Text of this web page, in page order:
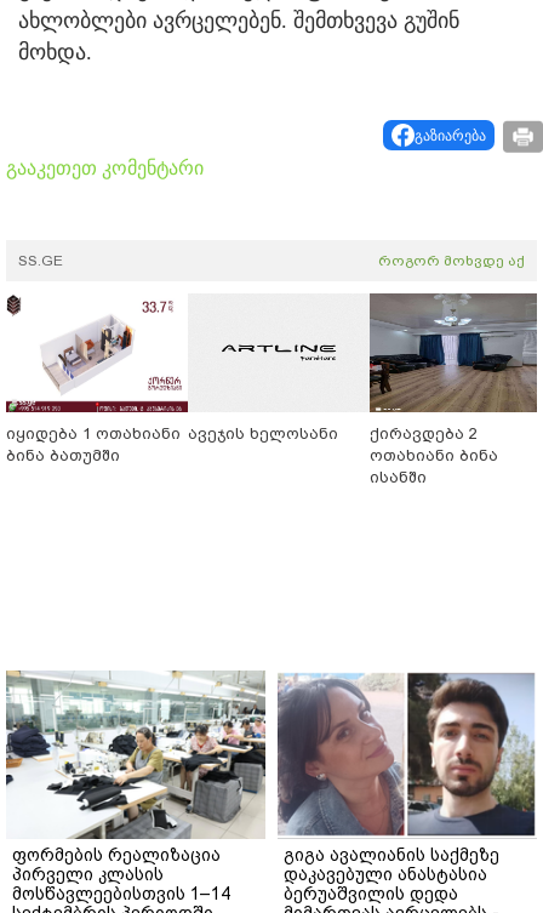
ახლობლები ავრცელებენ. შემთხვევა გუშინ
მოხდა.
გაზიარება
გააკეთეთ კომენტარი
SS.GE როგორ მოხვდე აქ
იყიდება 1 ოთახიანი
ბინა ბათუმში
ავეჯის ხელოსანი
ქირავდება 2
ოთახიანი ბინა
ისანში
ფორმების რეალიზაცია
პირველი კლასის
მოსწავლეებისთვის 1–14
გიგა ავალიანის საქმეზე
დაკავებული ანასტასია
ბერუაშვილის დედა